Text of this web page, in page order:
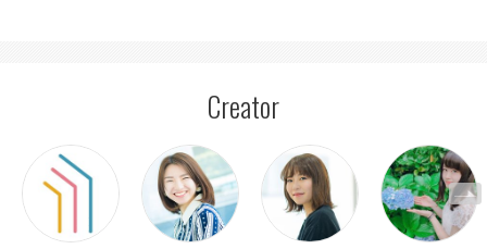
Creator